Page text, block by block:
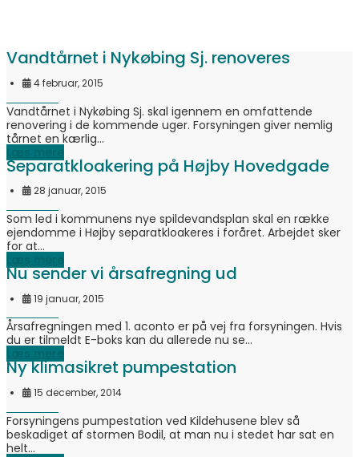
Vandtårnet i Nykøbing Sj. renoveres
4 februar, 2015
Vandtårnet i Nykøbing Sj. skal igennem en omfattende
renovering i de kommende uger. Forsyningen giver nemlig
tårnet en kærlig...
Separatkloakering på Højby Hovedgade
28 januar, 2015
Som led i kommunens nye spildevandsplan skal en række
ejendomme i Højby separatkloakeres i foråret. Arbejdet sker
for at...
Nu sender vi årsafregning ud
19 januar, 2015
Årsafregningen med 1. aconto er på vej fra forsyningen. Hvis
du er tilmeldt E-boks kan du allerede nu se...
Ny klimasikret pumpestation
15 december, 2014
Forsyningens pumpestation ved Kildehusene blev så
beskadiget af stormen Bodil, at man nu i stedet har sat en
helt...